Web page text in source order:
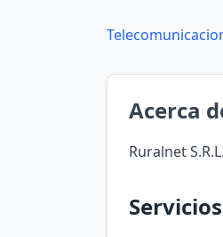
Acerca
Ruralnet